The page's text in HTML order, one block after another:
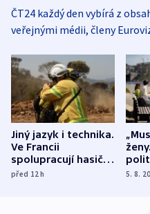
ČT24 každý den vybírá z
veřejnými médii, členy
Jiný jazyk i technika.
Ve Francii
spolupracují hasiči z
různých zemí
před 12h 5. 8.